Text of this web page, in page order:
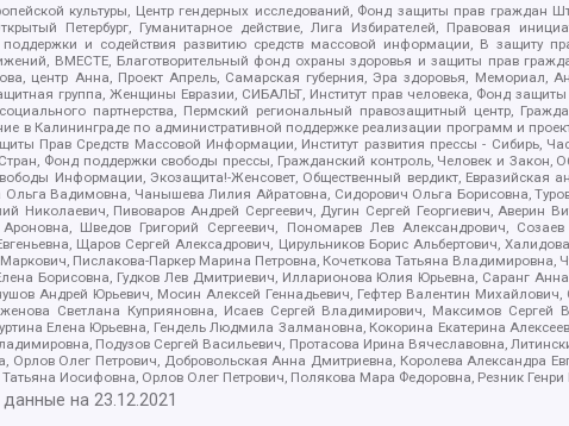
культуры, Центр гендерных исследований, Фонд защиты прав граждан
Петербург, Гуманитарное действие, Лига Избирателей, Правовая
и содействия развитию средств массовой информации, В защиту
ВМЕСТЕ, Благотворительный фонд охраны здоровья и защиты прав
центр Анна, Проект Апрель, Самарская губерния, Эра здоровья,
группа, Женщины Евразии, СИБАЛЬТ, Институт прав человека, Фонд защиты
партнерства, Пермский региональный правозащитный центр,
по административной поддержке реализации программ и
Прав Средств Массовой Информации, Институт развития прессы - Сибирь,
Фонд поддержки свободы прессы, Гражданский контроль, Человек и
Информации, Экозащита!-Женсовет, Общественный вердикт, Евразийская
Вадимовна, Чанышева Лилия Айратовна, Сидорович Ольга Борисовна,
Пивоваров Андрей Сергеевич, Дугин Сергей Георгиевич, Аверин
Шведов Григорий Сергеевич, Пономарев Лев Александрович,
Щаров Сергей Алексадрович, Цирульников Борис Альбертович,
Пислакова-Паркер Марина Петровна, Кочеткова Татьяна
Борисовна, Гудков Лев Дмитриевич, Илларионова Юлия Юрьевна, Саранг
Андрей Юрьевич, Мосин Алексей Геннадьевич, Гефтер Валентин
Светлана Куприяновна, Исаев Сергей Владимирович, Максимов Сергей
Елена Юрьевна, Гендель Людмила Залмановна, Кокорина Екатерина
Подузов Сергей Васильевич, Протасова Ирина Вячеславовна,
Олег Петрович, Добровольская Анна Дмитриевна, Королева Александра
Иосифовна, Орлов Олег Петрович, Полякова Мара Федоровна, Резник
данные на23.12.2021